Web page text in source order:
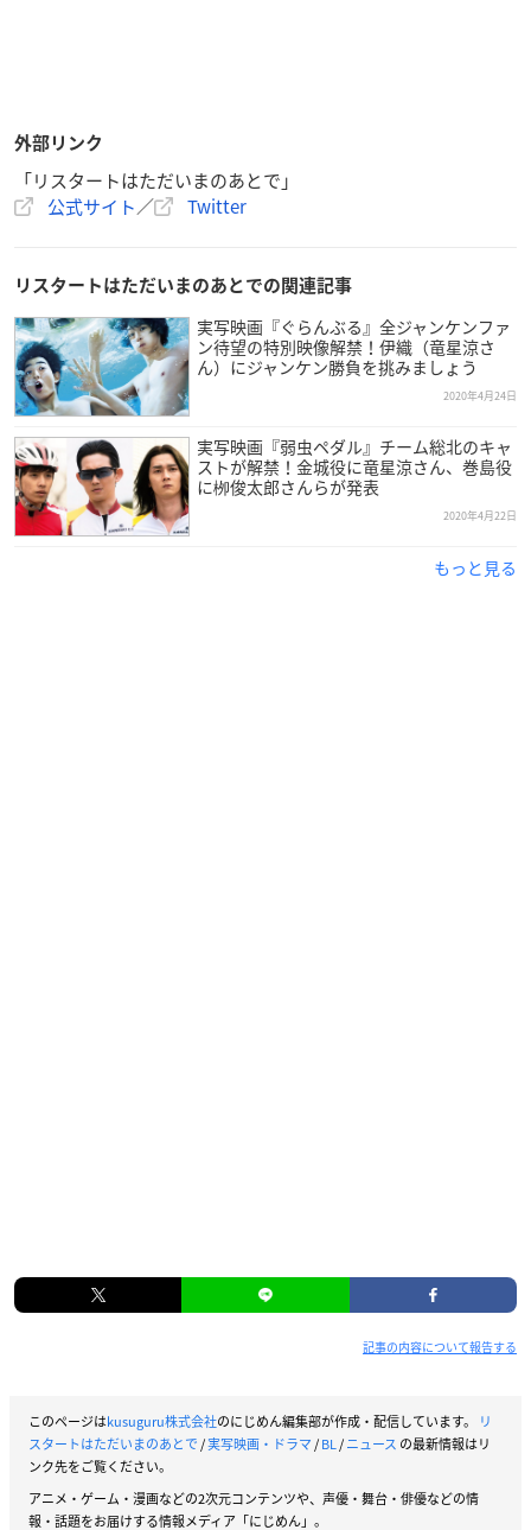
外部リンク
「リスタートはただいまのあとで」
公式サイト／ Twitter
リスタートはただいまのあとでの関連記事
実写映画『ぐらんぶる』全ジャンケンファ
ン待望の特別映像解禁！伊織（竜星涼さ
ん）にジャンケン勝負を挑みましょう
2020年4月24日
実写映画『弱虫ペダル』チーム総北のキャ
ストが解禁！金城役に竜星涼さん、巻島役
に栁俊太郎さんらが発表
2020年4月22日
もっと見る
記事の内容について報告する
このページはkusuguru株式会社のにじめん編集部が作成・配信しています。
リ
スタートはただいまのあとで/実写映画・ドラマ/BL/ニュース の最新情報はリ
ンク先をご覧ください。
アニメ・ゲーム・漫画などの2次元コンテンツや、声優・舞台・俳優などの情
報・話題をお届けする情報メディア「にじめん」。